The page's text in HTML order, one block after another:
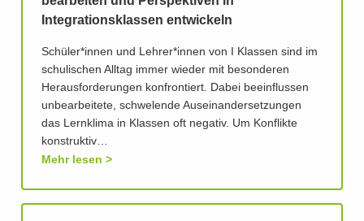
Integrationsklassen entwickeln
Schüler*innen und Lehrer*innen von I Klassen sind im
schulischen Alltag immer wieder mit besonderen
Herausforderungen konfrontiert. Dabei beeinflussen
unbearbeitete, schwelende Auseinandersetzungen
das Lernklima in Klassen oft negativ. Um Konflikte
konstruktiv…
Mehr lesen